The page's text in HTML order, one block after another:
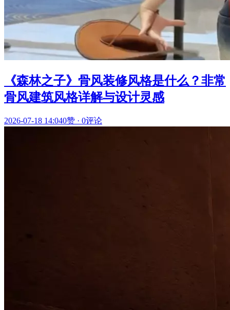
《森林之子》骨风装修风格是什么？非常
骨风建筑风格详解与设计灵感
2026-07-18 14:040赞 · 0评论